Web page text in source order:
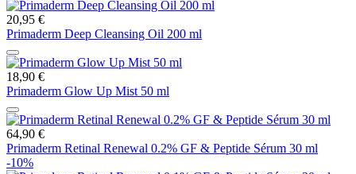
20,95 €
Primaderm Deep Cleansing Oil 200 ml
18,90 €
Primaderm Glow Up Mist 50 ml
64,90 €
Primaderm Retinal Renewal 0.2% GF & Peptide Sérum 30 ml
-10%